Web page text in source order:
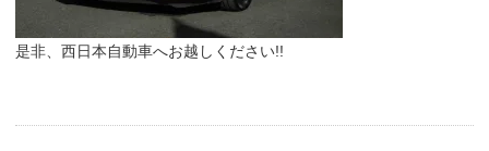
是非、西日本自動車へお越しください!!